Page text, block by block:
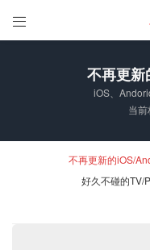

不再更
iOS、
当
不再更新的iOS/
好久不碰的TV/